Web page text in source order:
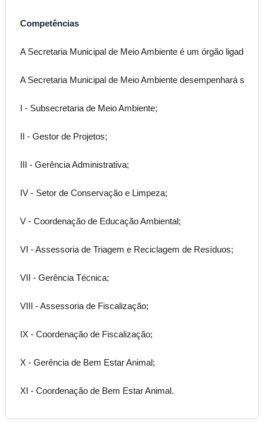
Competências
A Secretaria Municipal de Meio Ambiente é um órgão ligado
A Secretaria Municipal de Meio Ambiente desempenhará
I - Subsecretaria de Meio Ambiente;
II - Gestor de Projetos;
III - Gerência Administrativa;
IV - Setor de Conservação e Limpeza;
V - Coordenação de Educação Ambiental;
VI - Assessoria de Triagem e Reciclagem de Resíduos;
VII - Gerência Técnica;
VIII - Assessoria de Fiscalização;
IX - Coordenação de Fiscalização;
X - Gerência de Bem Estar Animal;
XI - Coordenação de Bem Estar Animal.